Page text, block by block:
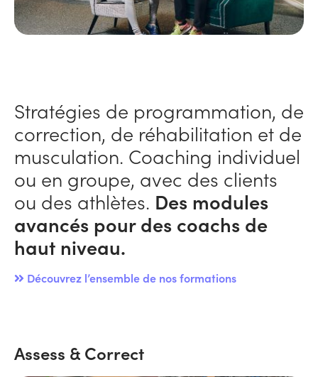
Stratégies de programmation, de
correction, de réhabilitation et de
musculation. Coaching individuel
ou en groupe, avec des clients
ou des athlètes. Des modules
avancés pour des coachs de
haut niveau.
Découvrez l’ensemble de nos formations
Assess & Correct